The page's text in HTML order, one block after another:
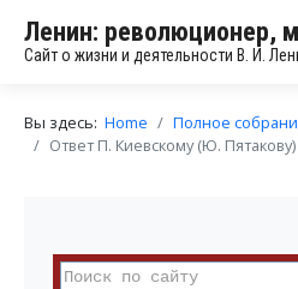
Ленин: революционер,
Сайт о жизни и деятельности В. И.
Вы здесь: Home Полное
Ответ П. Киевскому (Ю. Пятакову)